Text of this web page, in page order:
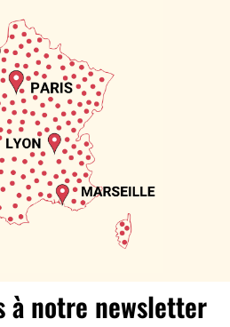
à notre newsletter